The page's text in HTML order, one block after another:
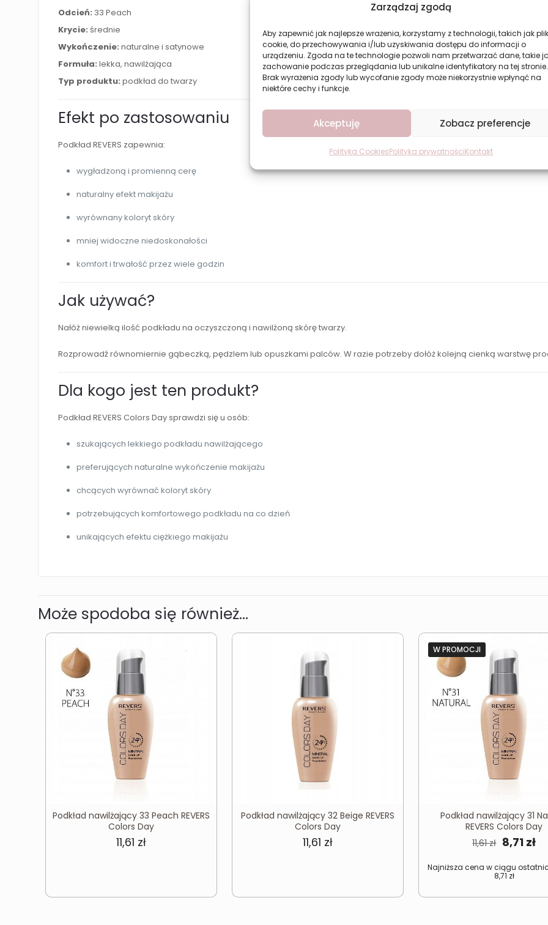
Zarządzaj zgodą
Aby zapewnić jak najlepsze wrażenia, korzystamy z technologii, takich jak
cookie, do przechowywania i/lub uzyskiwania dostępu do informacji o
urządzeniu. Zgoda na te technologie pozwoli nam przetwarzać dane, takie
zachowanie podczas przeglądania lub unikalne identyfikatory na tej stronie.
Brak wyrażenia zgody lub wycofanie zgody może niekorzystnie wpłynąć na
niektóre cechy i funkcje.
Akceptuję Zobacz preferencje
Polityka CookiesPolityka prywatnościKontakt
Odcień: 33 Peach
Krycie: średnie
Wykończenie: naturalne i satynowe
Formuła: lekka, nawilżająca
Typ produktu: podkład do twarzy
Efekt po zastosowaniu
Podkład REVERS zapewnia:
wygładzoną i promienną cerę
naturalny efekt makijażu
wyrównany koloryt skóry
mniej widoczne niedoskonałości
komfort i trwałość przez wiele godzin
Jak używać?
Nałóż niewielką ilość podkładu na oczyszczoną i nawilżoną skórę twarzy.
Rozprowadź równomiernie gąbeczką, pędzlem lub opuszkami palców. W razie potrzeby dołóż kolejną cienką warstwę
Dla kogo jest ten produkt?
Podkład REVERS Colors Day sprawdzi się u osób:
szukających lekkiego podkładu nawilżającego
preferujących naturalne wykończenie makijażu
chcących wyrównać koloryt skóry
potrzebujących komfortowego podkładu na co dzień
unikających efektu ciężkiego makijażu
Może spodoba się również…
Podkład nawilżający 33 Peach REVERS
Colors Day
11,61 zł
Podkład nawilżający 32 Beige REVERS
Colors Day
11,61 zł
W PROMOCJI
Podkład nawilżający 31
REVERS Colors Day
11,61zł 8,71 zł
Najniższa cena w ciągu
8,71 zł